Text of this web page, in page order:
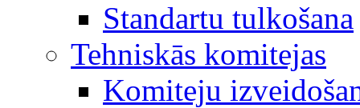
Standartu tulkošana
Tehniskās komitejas
Komiteju